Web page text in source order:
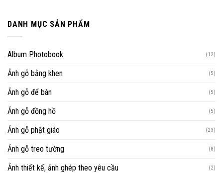
DANH MỤC SẢN PHẨM
Album Photobook (12)
Ảnh gỗ bằng khen (5)
Ảnh gỗ để bàn (5)
Ảnh gỗ đồng hồ (5)
Ảnh gỗ phật giáo (23)
Ảnh gỗ treo tường (8)
Ảnh thiết kế, ảnh ghép theo yêu cầu (2)